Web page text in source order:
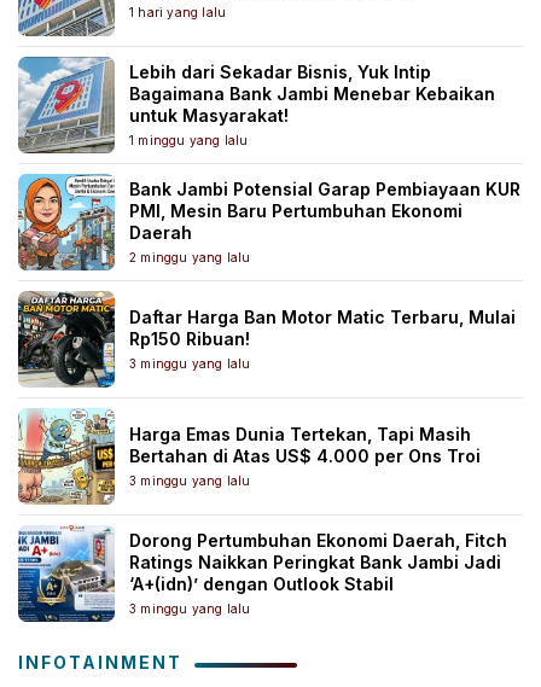
1 hari yang lalu
Lebih dari Sekadar Bisnis, Yuk Intip
Bagaimana Bank Jambi Menebar Kebaikan
untuk Masyarakat!
1 minggu yang lalu
Bank Jambi Potensial Garap Pembiayaan KUR
PMI, Mesin Baru Pertumbuhan Ekonomi
Daerah
2 minggu yang lalu
Daftar Harga Ban Motor Matic Terbaru, Mulai
Rp150 Ribuan!
3 minggu yang lalu
Harga Emas Dunia Tertekan, Tapi Masih
Bertahan di Atas US$ 4.000 per Ons Troi
3 minggu yang lalu
Dorong Pertumbuhan Ekonomi Daerah, Fitch
Ratings Naikkan Peringkat Bank Jambi Jadi
‘A+(idn)’ dengan Outlook Stabil
3 minggu yang lalu
INFOTAINMENT